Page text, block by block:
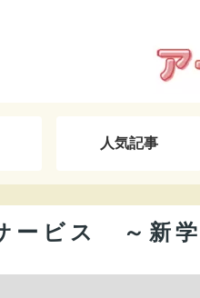
人気記事
ービス ～新学